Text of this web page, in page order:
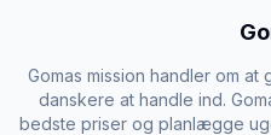
Gomas mission handler om
danskere at handle ind.
bedste priser og planlægge